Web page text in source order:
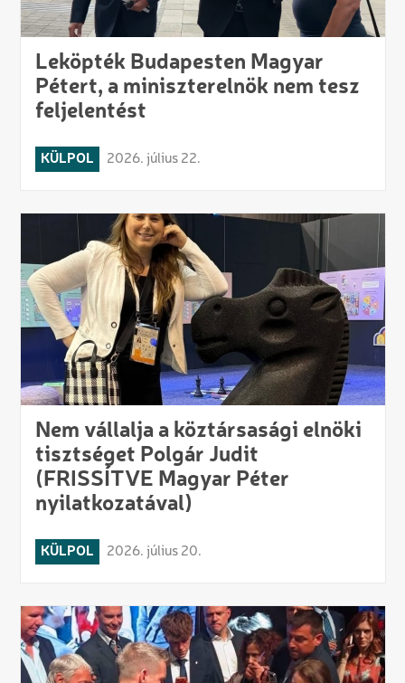
Leköpték Budapesten Magyar
Pétert, a miniszterelnök nem tesz
feljelentést
KÜLPOL 2026. július 22.
Nem vállalja a köztársasági elnöki
tisztséget Polgár Judit
(FRISSÍTVE Magyar Péter
nyilatkozatával)
KÜLPOL 2026. július 20.